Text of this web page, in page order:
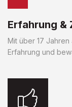
Erfahrung &
Mit über 17
Erfahrung und